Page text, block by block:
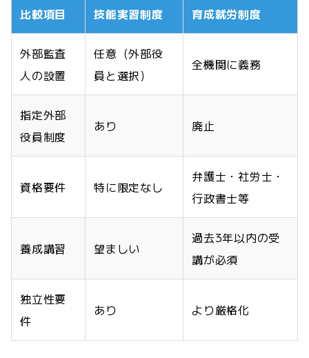
比較項目 技能実習制度 育成就労制度
外部監査
人の設置
任意（外部役
員と選択）
全機関に義務
指定外部
役員制度
あり 廃止
資格要件 特に限定なし
弁護士・社労士・
行政書士等
養成講習 望ましい
過去3年以内の受
講が必須
独立性要
件
あり より厳格化